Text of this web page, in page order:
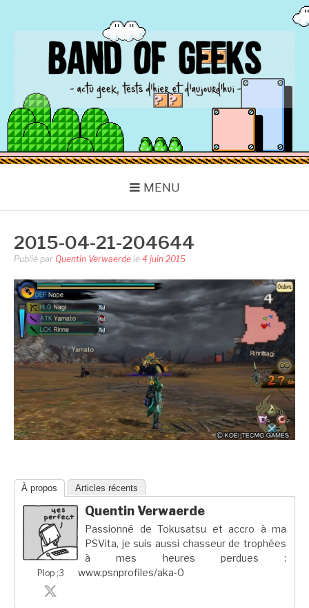
BAND OF GEEKS
Actu Geek d'hier et d'aujourd'hui
MENU
2015-04-21-204644
Publié par Quentin Verwaerde le 4 juin 2015
À propos Articles récents
Plop ;3
Quentin Verwaerde
Passionné de Tokusatsu et accro à ma
PSVita, je suis aussi chasseur de trophées
à mes heures perdues :
www.psnprofiles/aka-0